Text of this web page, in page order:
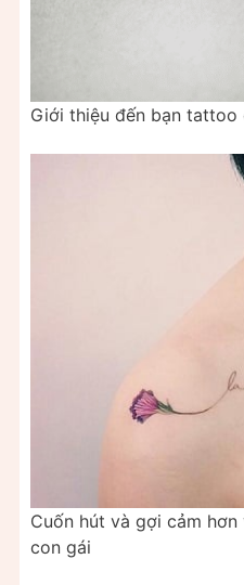
Giới thiệu đến bạn
Cuốn hút và gợi cảm
con gái